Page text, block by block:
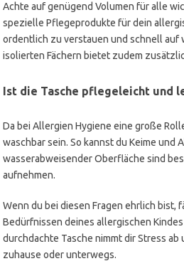
Achte auf genügend Volumen für alle
spezielle Pflegeprodukte für dein
ordentlich zu verstauen und schnell auf
isolierten Fächern bietet zudem
Ist die Tasche pflegeleicht und
Da bei Allergien Hygiene eine große
waschbar sein. So kannst du Keime
wasserabweisender Oberfläche sind
aufnehmen.
Wenn du bei diesen Fragen ehrlich bist,
Bedürfnissen deines allergischen
durchdachte Tasche nimmt dir Stress
zuhause oder unterwegs.